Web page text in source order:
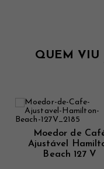
QUEM VIU
Moedor de
Ajustável
Beach 127 V